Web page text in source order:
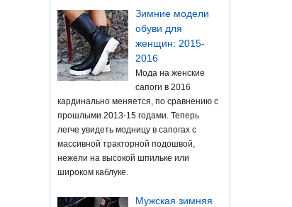
Зимние модели
обуви для
женщин: 2015-
2016
Мода на женские
сапоги в 2016
кардинально меняется, по сравнению с
прошлыми 2013-15 годами. Теперь
легче увидеть модницу в сапогах с
массивной тракторной подошвой,
нежели на высокой шпильке или
широком каблуке.
Мужская зимняя